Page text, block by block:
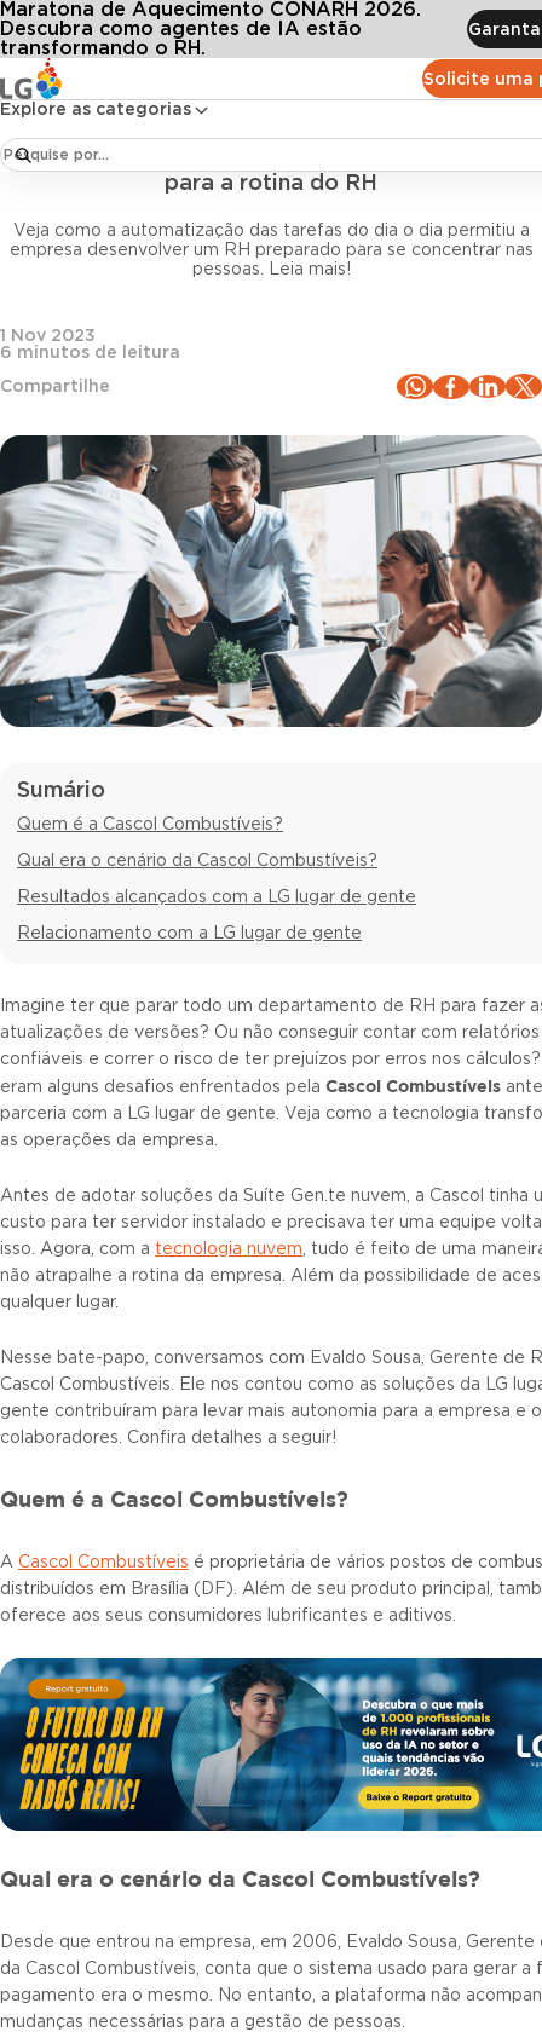
Solicite uma
Explore as categorias
Maratona de Aquecimento CONARH 2026.
Descubra como agentes de IA estão
transformando o RH.
Conteúdos Blog LG Todos os artigos
Combustíveis: como o investimento em tecnologia trouxe mais agilidade
Case de sucesso Cascol Combustíveis: como o
investimento em tecnologia trouxe mais agilidade
para a rotina do RH
Veja como a automatização das tarefas do dia o dia permitiu a
empresa desenvolver um RH preparado para se concentrar nas
pessoas. Leia mais!
1 Nov 2023
6 minutos de leitura
Compartilhe
Sumário
Quem é a Cascol Combustíveis?
Qual era o cenário da Cascol Combustíveis?
Resultados alcançados com a LG lugar de gente
Relacionamento com a LG lugar de gente
Imagine ter que parar todo um departamento de RH para fazer
atualizações de versões? Ou não conseguir contar com relatórios
confiáveis e correr o risco de ter prejuízos por erros nos
eram alguns desafios enfrentados pela Cascol Combustíveis
parceria com a LG lugar de gente. Veja como a tecnologia
as operações da empresa.
Antes de adotar soluções da Suíte Gen.te nuvem, a Cascol tinha
custo para ter servidor instalado e precisava ter uma equipe
isso. Agora, com a tecnologia nuvem , tudo é feito de uma
não atrapalhe a rotina da empresa. Além da possibilidade de
qualquer lugar.
Nesse bate-papo, conversamos com Evaldo Sousa, Gerente de
Cascol Combustíveis. Ele nos contou como as soluções da LG
gente contribuíram para levar mais autonomia para a empresa e
colaboradores. Confira detalhes a seguir!
Quem é a Cascol Combustíveis?
A Cascol Combustíveis é proprietária de vários postos de
distribuídos em Brasília (DF). Além de seu produto principal,
oferece aos seus consumidores lubrificantes e aditivos.
Qual era o cenário da Cascol Combustíveis?
Desde que entrou na empresa, em 2006, Evaldo Sousa, Gerente
da Cascol Combustíveis, conta que o sistema usado para gerar a
pagamento era o mesmo. No entanto, a plataforma não
mudanças necessárias para a gestão de pessoas.